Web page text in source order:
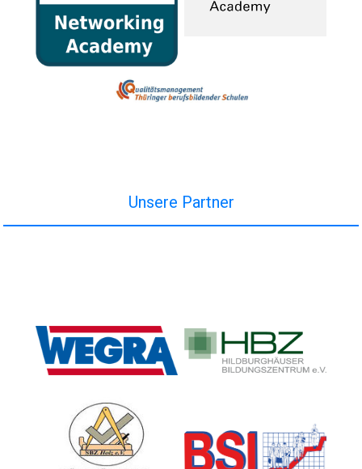
Unsere Partner